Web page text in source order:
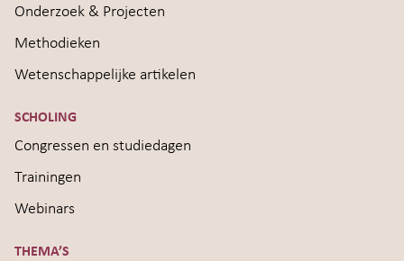
Onderzoek & Projecten
Methodieken
Wetenschappelijke artikelen
SCHOLING
Congressen en studiedagen
Trainingen
Webinars
THEMA’S